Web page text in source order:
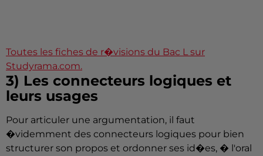
Toutes les fiches de r�visions du Bac L sur
Studyrama.com.
3) Les connecteurs logiques et
leurs usages
Pour articuler une argumentation, il faut
�videmment des connecteurs logiques pour bien
structurer son propos et ordonner ses id�es, � l'oral